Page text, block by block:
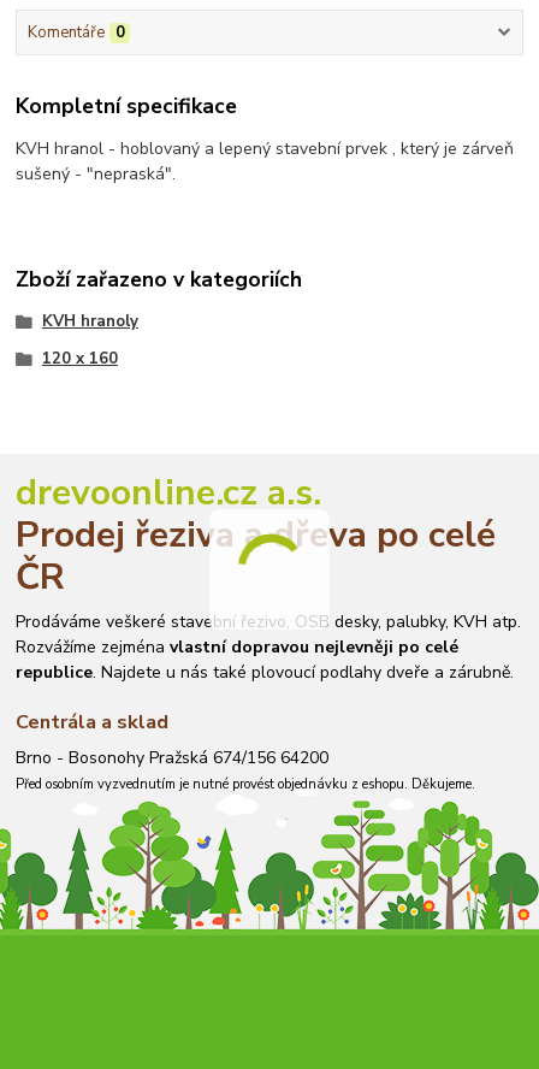
Komentáře 0
Kompletní specifikace
KVH hranol - hoblovaný a lepený stavební prvek , který je zárveň
sušený - "nepraská".
Zboží zařazeno v kategoriích
KVH hranoly
120 x 160
drevoonline.cz a.s.
Prodej řeziva a dřeva po celé
ČR
Prodáváme veškeré stavební řezivo, OSB desky, palubky, KVH atp.
Rozvážíme zejménavlastní dopravou nejlevněji po celé
republice. Najdete u nás také plovoucí podlahy dveře a zárubně.
Centrála a sklad
Brno - Bosonohy Pražská 674/156 64200
Před osobním vyzvednutím je nutné provést objednávku z eshopu. Děkujeme.